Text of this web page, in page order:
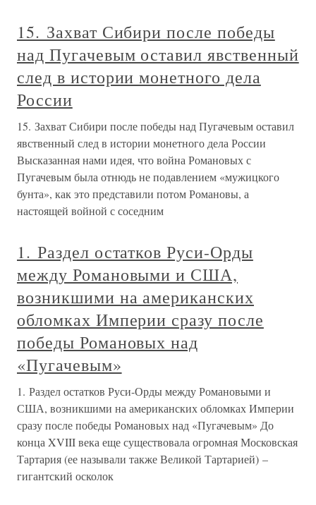
15. Захват Сибири после победы
над Пугачевым оставил явственный
след в истории монетного дела
России
15. Захват Сибири после победы над Пугачевым оставил
явственный след в истории монетного дела России
Высказанная нами идея, что война Романовых с
Пугачевым была отнюдь не подавлением «мужицкого
бунта», как это представили потом Романовы, а
настоящей войной с соседним
1. Раздел остатков Руси-Орды
между Романовыми и США,
возникшими на американских
обломках Империи сразу после
победы Романовых над
«Пугачевым»
1. Раздел остатков Руси-Орды между Романовыми и
США, возникшими на американских обломках Империи
сразу после победы Романовых над «Пугачевым» До
конца XVIII века еще существовала огромная Московская
Тартария (ее называли также Великой Тартарией) –
гигантский осколок